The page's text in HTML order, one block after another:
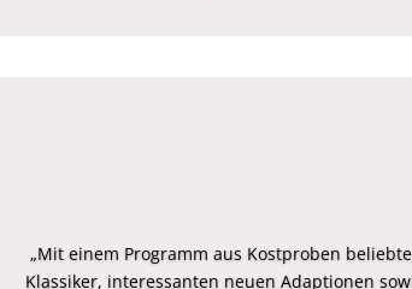
„Mit einem Programm aus Kostproben
Klassiker, interessanten neuen Adaptionen